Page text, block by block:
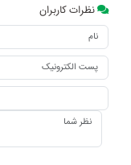
نظرات کاربران